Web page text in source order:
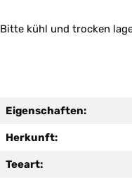
Bitte kühl und trocken
Eigenschaften:
Herkunft:
Teeart: